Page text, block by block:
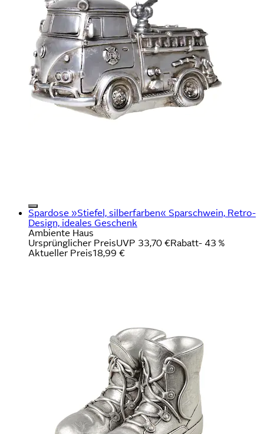
Spardose »Stiefel, silberfarben« Sparschwein, Retro-
Design, ideales Geschenk
Ambiente Haus
Ursprünglicher PreisUVP 33,70 €Rabatt- 43 %
Aktueller Preis18,99 €